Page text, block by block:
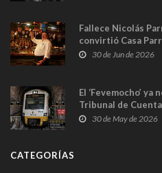
Fallece Nicolás
convirtió Casa
en Madrid
30 de Jun de 2026
El ‘Fevemocho’ ya
Tribunal de
sobrecoste de los
30 de May de 2026
CATEGORÍAS